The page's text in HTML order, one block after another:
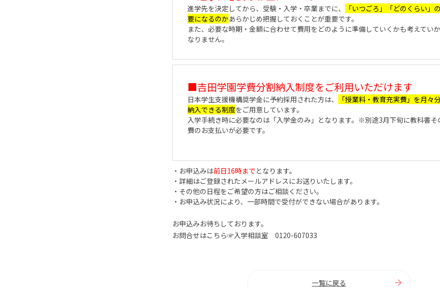
進学先を決定してから、受験・入学・卒業までに、
「いつごろ」「どのくらい」
要になるのかあらかじめ把握しておくことが重要です。
また、必要な時期・金額に合わせて費用をどのように準備していくかも考えてい
なりません。
■吉田学園学費分割納入制度をご利用いただけます
日本学生支援機構奨学金に予約採用された方は、
「授業料・教育充実費」を月々
納入できる制度をご用意しています。
入学手続き時に必要なのは「入学金のみ」となります。※別途3月下旬に教科書そ
費のお支払いが必要です。
・お申込みは前日16時まで となります。
・詳細はご登録されたメールアドレスにお送りいたします。
・その他の日程をご希望の方はご相談ください。
・お申込み状況により、一部時間で受付ができない場合があります。
お申込みお待ちしております。
お問合せはこちら☞入学相談室 0120-607033
一覧に戻る